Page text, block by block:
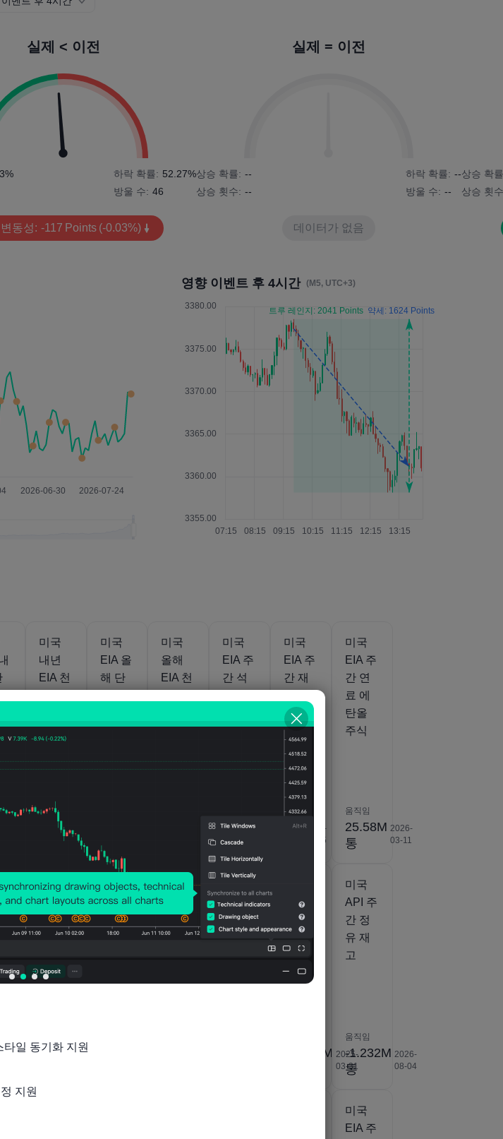
실제 < 이전
하락 확률: 52.27%
방울 수: 46
동성: -117 Points (-0.03%)
실제 = 이전
상승 확률: --
상승 횟수: --
하락 확률: --
방울 수: --
데이터가 없음
상승 확
상승 횟
영향 이벤트 후 4시간 (M5, UTC+3)
미국
내년
EIA 천
예측
115.3B
입방피
트/일
미국
EIA 올
해 단
전망
배럴/일
미국
올해
EIA 천
예측
07-07
미국
EIA 주
간 석
배럴/
일
미국
EIA 주
간 재
가솔린
재고
움직임
0.0 2026-
08-05
미국
EIA 주
간 연
료 에
탄올
주식
움직임
25.58M
통
2026-
03-11
03-05
미국
생산별
EIA 주
간 증
수요
5.825M 2026-
미국
Seevo
Cushi
미국
대두
순수출
매출액
콩재배
지
콩 재
배 면
측
83.495M 2025-
03-31
미국
API 주
간 정
유 재
고
움직임
-1.232M
통
2026-
08-04
미국
EIA 주
일 동기화 지원
지원